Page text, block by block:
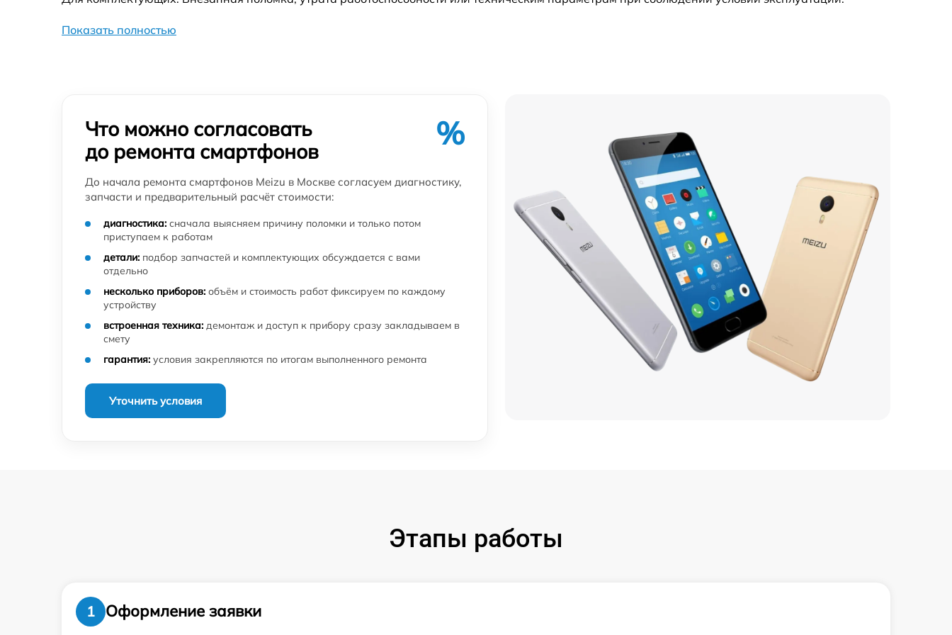
смартфона Meizu
Перепрошивка программатором телефона
смартфона Meizu
от 50 мин
Замена стекла камеры телефона смартфона
Meizu
Замена кнопки включения телефона
смартфона Meizu
545 р
Восстановление цепей питания телефона
смартфона Meizu
735 р
Замена динамика телефона смартфона
595 р
735 р
Замена корпуса телефона смартфона Meizu
Замена задней крышки телефона смартфона
Meizu
от 50 мин
смартфона Meizu
Замена процессора телефона смартфона
Показать полностью
Что можно согласовать
до ремонта смартфонов
%
До начала ремонта смартфонов Meizu в Москве согласуем диагностику,
запчасти и предварительный расчёт стоимости:
диагностика: сначала выясняем причину поломки и только потом
приступаем к работам
детали: подбор запчастей и комплектующих обсуждается с вами
отдельно
несколько приборов: объём и стоимость работ фиксируем по каждому
устройству
встроенная техника: демонтаж и доступ к прибору сразу закладываем в
смету
гарантия: условия закрепляются по итогам выполненного ремонта
Уточнить условия
Этапы работы
1 Оформление заявки